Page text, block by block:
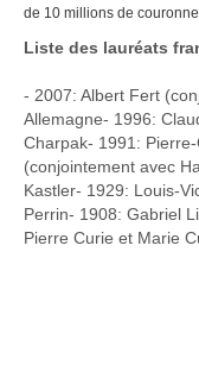
de 10 millions de
Liste des lauréats
- 2007: Albert Fert
Allemagne- 1996:
Charpak- 1991:
(conjointement avec
Kastler- 1929: Louis-
Perrin- 1908: Gabriel
Pierre Curie et Marie